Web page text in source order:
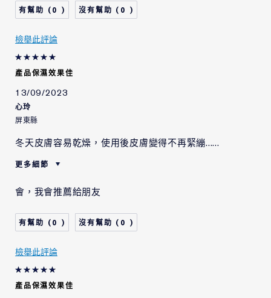
0 0
檢舉此評論
產品保濕效果佳
13/09/2023
心玲
屏東縣
冬天皮膚容易乾燥，使用後皮膚變得不再緊繃......
更多細節
肌膚問題
拉提/緊緻
會，我會推薦給朋友
0 0
檢舉此評論
產品保濕效果佳